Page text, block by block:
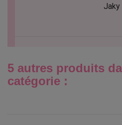
Jaky
5 autres produits
catégorie :